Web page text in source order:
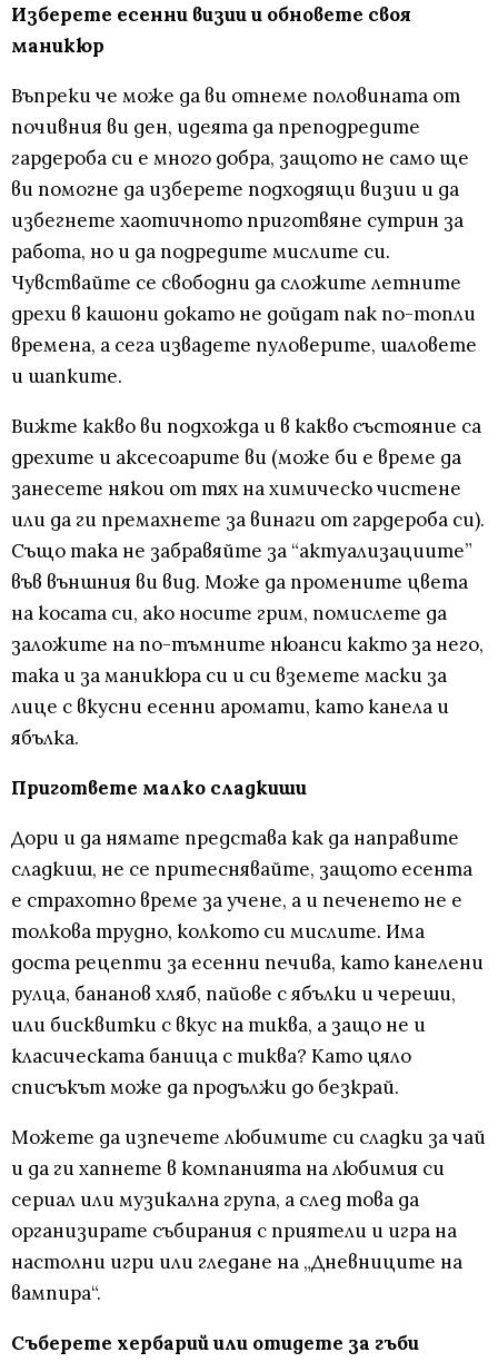
Изберете есенни визии и обновете своя
маникюр
Въпреки че може да ви отнеме половината от
почивния ви ден, идеята да преподредите
гардероба си е много добра, защото не само ще
ви помогне да изберете подходящи визии и да
избегнете хаотичното приготвяне сутрин за
работа, но и да подредите мислите си.
Чувствайте се свободни да сложите летните
дрехи в кашони докато не дойдат пак по-топли
времена, а сега извадете пуловерите, шаловете
и шапките.
Вижте какво ви подхожда и в какво състояние са
дрехите и аксесоарите ви (може би е време да
занесете някои от тях на химическо чистене
или да ги премахнете за винаги от гардероба си).
Също така не забравяйте за “актуализациите”
във външния ви вид. Може да промените цвета
на косата си, ако носите грим, помислете да
заложите на по-тъмните нюанси както за него,
така и за маникюра си и си вземете маски за
лице с вкусни есенни аромати, като канела и
ябълка.
Пригответе малко сладкиши
Дори и да нямате представа как да направите
сладкиш, не се притеснявайте, защото есента
е страхотно време за учене, а и печенето не е
толкова трудно, колкото си мислите. Има
доста рецепти за есенни печива, като канелени
рулца, бананов хляб, пайове с ябълки и череши,
или бисквитки с вкус на тиква, а защо не и
класическата баница с тиква? Като цяло
списъкът може да продължи до безкрай.
Можете да изпечете любимите си сладки за чай
и да ги хапнете в компанията на любимия си
сериал или музикална група, а след това да
организирате събирания с приятели и игра на
настолни игри или гледане на „Дневниците на
вампира“.
Съберете хербарий или отидете за гъби